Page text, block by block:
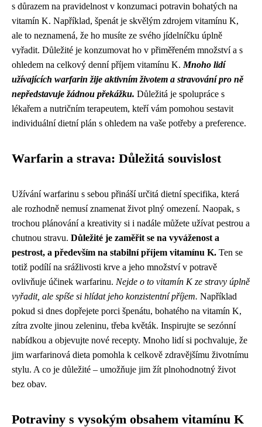
s důrazem na pravidelnost v konzumaci potravin bohatých na
vitamín K. Například, špenát je skvělým zdrojem vitamínu K,
ale to neznamená, že ho musíte ze svého jídelníčku úplně
vyřadit. Důležité je konzumovat ho v přiměřeném množství a s
ohledem na celkový denní příjem vitamínu K. Mnoho lidí
užívajících warfarin žije aktivním životem a stravování pro ně
nepředstavuje žádnou překážku. Důležitá je spolupráce s
lékařem a nutričním terapeutem, kteří vám pomohou sestavit
individuální dietní plán s ohledem na vaše potřeby a preference.
Warfarin a strava: Důležitá souvislost
Užívání warfarinu s sebou přináší určitá dietní specifika, která
ale rozhodně nemusí znamenat život plný omezení. Naopak, s
trochou plánování a kreativity si i nadále můžete užívat pestrou a
chutnou stravu. Důležité je zaměřit se na vyváženost a
pestrost, a především na stabilní příjem vitamínu K. Ten se
totiž podílí na srážlivosti krve a jeho množství v potravě
ovlivňuje účinek warfarinu. Nejde o to vitamín K ze stravy úplně
vyřadit, ale spíše si hlídat jeho konzistentní příjem. Například
pokud si dnes dopřejete porci špenátu, bohatého na vitamín K,
zítra zvolte jinou zeleninu, třeba květák. Inspirujte se sezónní
nabídkou a objevujte nové recepty. Mnoho lidí si pochvaluje, že
jim warfarinová dieta pomohla k celkově zdravějšímu životnímu
stylu. A co je důležité – umožňuje jim žít plnohodnotný život
bez obav.
Potraviny s vysokým obsahem vitamínu K